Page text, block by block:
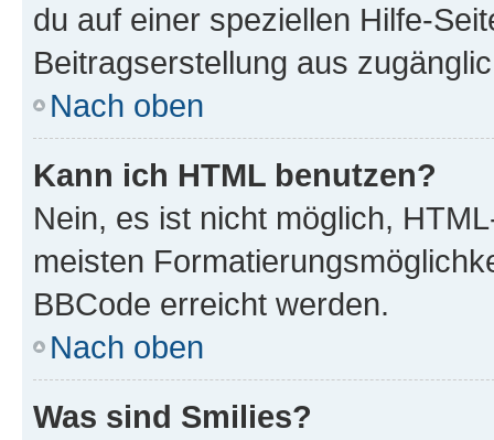
du auf einer speziellen Hilfe-
Beitragserstellung aus
Nach oben
Kann ich HTML benutzen?
Nein, es ist nicht möglich,
meisten
BBCode erreicht werden.
Nach oben
Was sind Smilies?